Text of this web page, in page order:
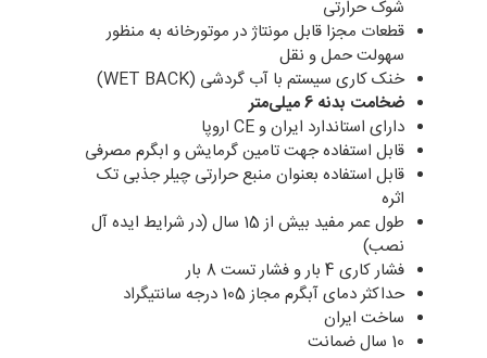
شوک حرارتی
قطعات مجزا قابل مونتاژ در موتورخانه به منظور
سهولت حمل و نقل
خنک کاری سیستم با آب گردشی (WET BACK)
ضخامت بدنه 6 میلی‌متر
دارای استاندارد ایران و CE اروپا
قابل استفاده جهت تامین گرمایش و ابگرم مصرفی
قابل استفاده بعنوان منبع حرارتی چیلر جذبی تک
اثره
طول عمر مفید بیش از 15 سال (در شرایط ایده آل
نصب)
فشار کاری 4 بار و فشار تست 8 بار
حداکثر دمای آبگرم مجاز 105 درجه سانتیگراد
ساخت ایران
10 سال ضمانت